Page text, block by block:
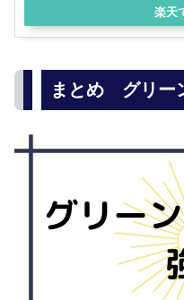
楽天
まとめ グリー